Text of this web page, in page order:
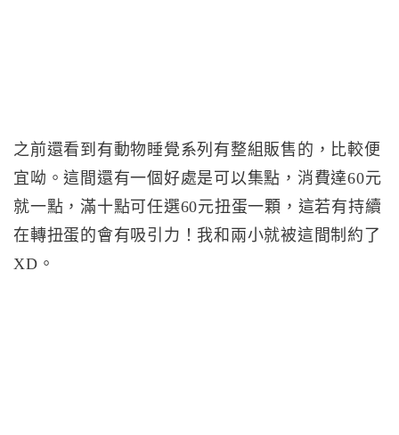
之前還看到有動物睡覺系列有整組販售的，比較便
宜呦。這間還有一個好處是可以集點，消費達60元
就一點，滿十點可任選60元扭蛋一顆，這若有持續
在轉扭蛋的會有吸引力！我和兩小就被這間制約了
XD。